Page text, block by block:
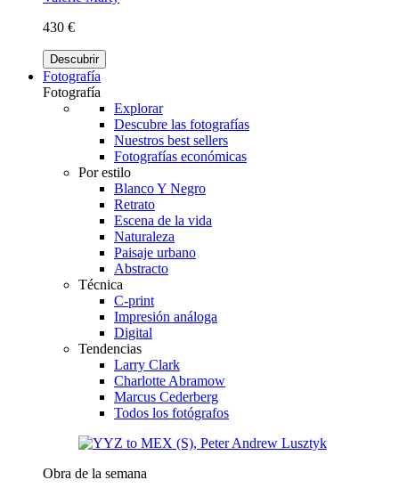
430 €
Descubrir
Fotografía
Fotografía
Explorar
Descubre las fotografías
Nuestros best sellers
Fotografías económicas
Por estilo
Blanco Y Negro
Retrato
Escena de la vida
Naturaleza
Paisaje urbano
Abstracto
Técnica
C-print
Impresión análoga
Digital
Tendencias
Larry Clark
Charlotte Abramow
Marcus Cederberg
Todos los fotógrafos
Obra de la semana